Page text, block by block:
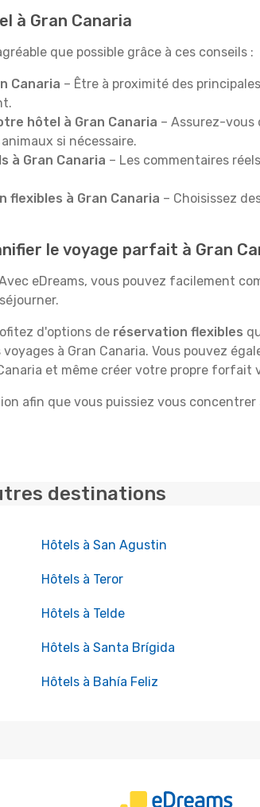
à Gran Canaria
que possible grâce à ces conseils :
Canaria – Être à proximité des
hôtel à Gran Canaria – Assurez-
si nécessaire.
à Gran Canaria – Les commentaires
flexibles à Gran Canaria – Choisissez
le voyage parfait à Gran
eDreams, vous pouvez facilement
d'options de réservation flexibles
à Gran Canaria. Vous pouvez
et même créer votre propre forfait
afin que vous puissiez vous
destinations
Hôtels à San Agustin
Hôtels à Teror
Hôtels à Telde
Hôtels à Santa Brígida
Hôtels à Bahía Feliz